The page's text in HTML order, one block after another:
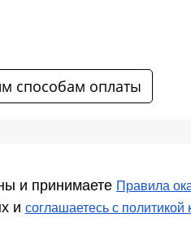
способам оплаты
и принимаете Правила
и соглашаетесь c